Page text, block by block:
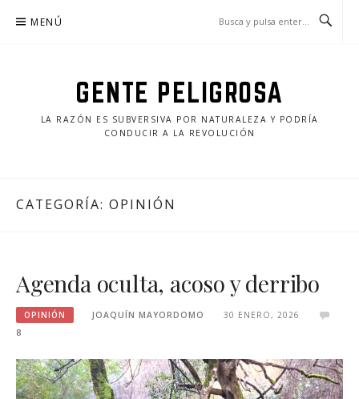
MENÚ
GENTE PELIGROSA
LA RAZÓN ES SUBVERSIVA POR NATURALEZA Y PODRÍA
CONDUCIR A LA REVOLUCIÓN
CATEGORÍA: OPINIÓN
Agenda oculta, acoso y derribo
OPINIÓN JOAQUÍN MAYORDOMO
30 ENERO, 2026
8